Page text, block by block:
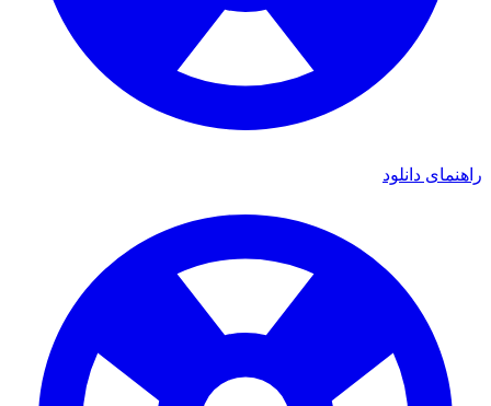
دانلود